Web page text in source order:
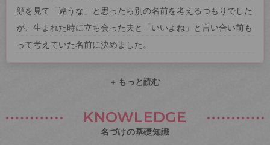
顔を見て「違うな」と思ったら別の名前を考えるつもりでした
が、生まれた時に立ち会った夫と「いいよね」と言い合い前も
って考えていた名前に決めました。
+ もっと読む
KNOWLEDGE
名づけの基礎知識